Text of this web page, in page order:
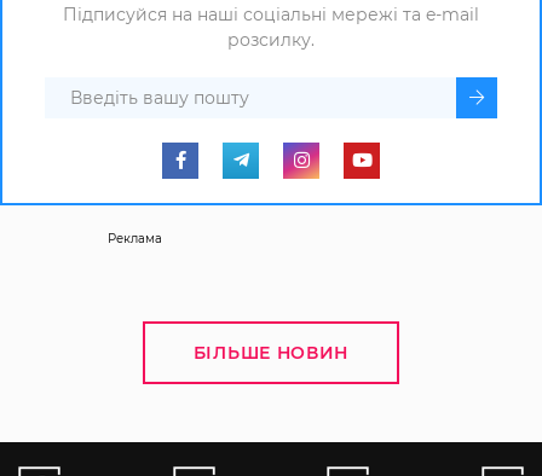
Підписуйся на наші соціальні мережі та e-mail
розсилку.
Реклама
БІЛЬШЕ НОВИН